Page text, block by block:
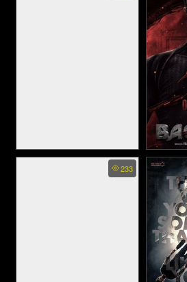
Sooryavanshi - ลุยระห่ำ
233